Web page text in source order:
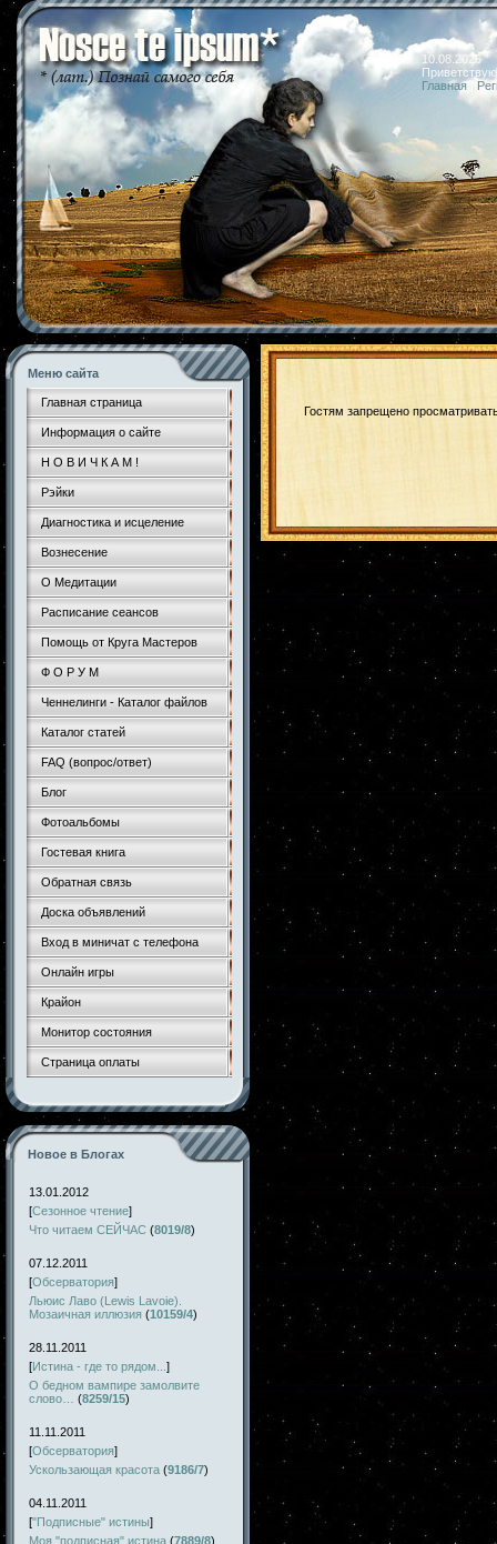
10.08.2026
Главная
Меню сайта
Главная страница
Информация о сайте
Н О В И Ч К А М !
Рэйки
Диагностика и исцеление
Вознесение
О Медитации
Расписание сеансов
Помощь от Круга Мастеров
Ф О Р У М
Ченнелинги - Каталог файлов
Каталог статей
FAQ (вопрос/ответ)
Блог
Фотоальбомы
Гостевая книга
Обратная связь
Доска объявлений
Вход в миничат с телефона
Онлайн игры
Крайон
Монитор состояния
Страница оплаты
Новое в Блогах
13.01.2012
[Сезонное чтение]
Что читаем СЕЙЧАС (8019/8)
07.12.2011
[Обсерватория]
Льюис Лаво (Lewis Lavoie).
Мозаичная иллюзия (10159/4)
28.11.2011
[Истина - где то рядом... ]
О бедном вампире замолвите
слово…
(8259/15)
11.11.2011
[Обсерватория]
Ускользающая красота (9186/7)
04.11.2011
["Подписные" истины]
Моя "подписная" истина (7889/8)
Гостям запрещено